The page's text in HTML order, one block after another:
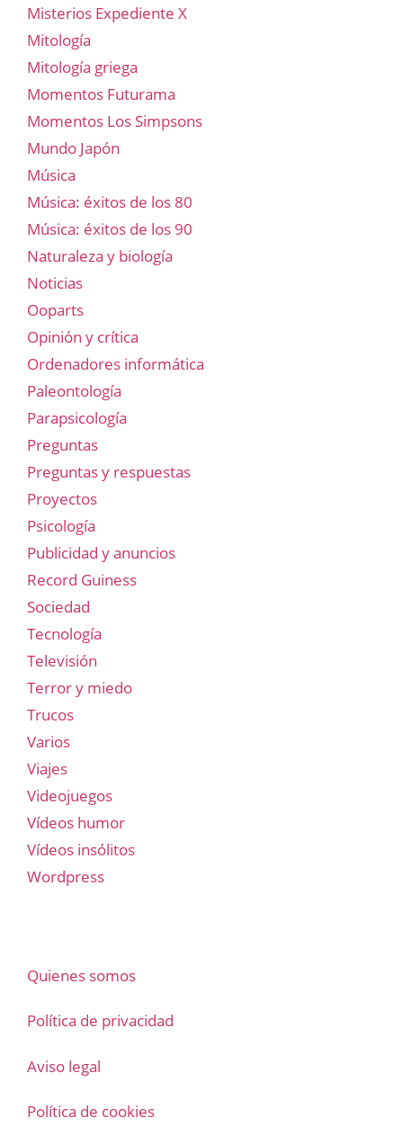
Misterios Expediente X
Mitología
Mitología griega
Momentos Futurama
Momentos Los Simpsons
Mundo Japón
Música
Música: éxitos de los 80
Música: éxitos de los 90
Naturaleza y biología
Noticias
Ooparts
Opinión y crítica
Ordenadores informática
Paleontología
Parapsicología
Preguntas
Preguntas y respuestas
Proyectos
Psicología
Publicidad y anuncios
Record Guiness
Sociedad
Tecnología
Televisión
Terror y miedo
Trucos
Varios
Viajes
Videojuegos
Vídeos humor
Vídeos insólitos
Wordpress
Quienes somos
Política de privacidad
Aviso legal
Política de cookies